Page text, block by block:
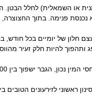
או השמאלית) לחלל
פנימה. בתוך
בין 18-24 שעות. כלומר ישנו בעצם
להיות חלק זעיר
400 מיליון זירעונים לתוך הנרתיק הנשי.
ראשוני לזירעונים